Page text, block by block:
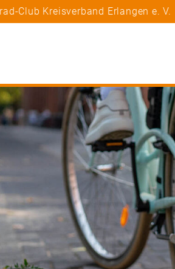
Club Kreisverband Erlangen e. V.